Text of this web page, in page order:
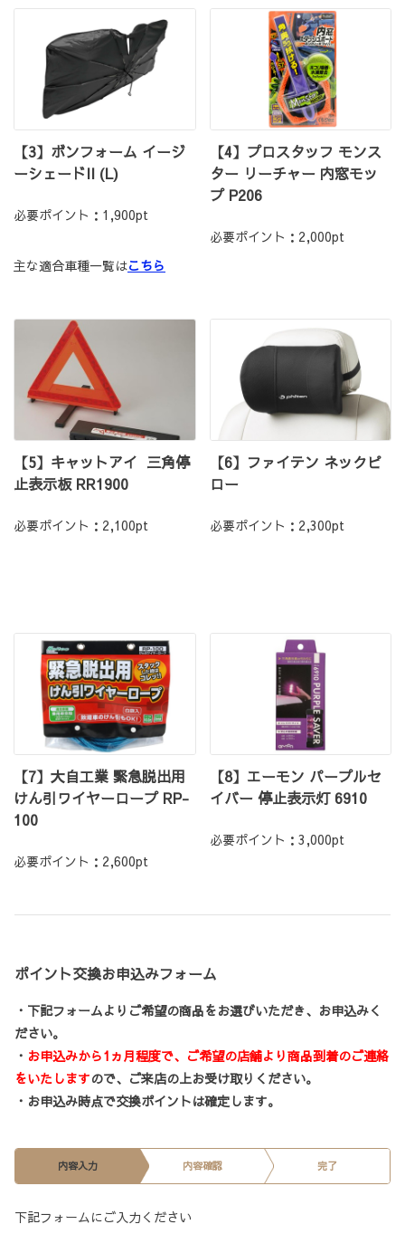
【3】ボンフォーム イージ
ーシェードII (L)
必要ポイント：1,900pt
主な適合車種一覧はこちら
【4】プロスタッフ モンス
ター リーチャー 内窓モッ
プ P206
必要ポイント：2,000pt
【5】キャットアイ 三角停
止表示板 RR1900
必要ポイント：2,100pt
【6】ファイテン ネックピ
ロー
必要ポイント：2,300pt
【7】大自工業 緊急脱出用
けん引ワイヤーロープ RP-
100
必要ポイント：2,600pt
【8】エーモン パープルセ
イバー 停止表示灯 6910
必要ポイント：3,000pt
ポイント交換お申込みフォーム
・下記フォームよりご希望の商品をお選びいただき、お申込みく
ださい。
・ お申込みから1ヵ月程度で、ご希望の店舗より商品到着のご連絡
をいたしますので、ご来店の上お受け取りください。
・お申込み時点で交換ポイントは確定します。
内容入力 内容確認 完了
下記フォームにご入力ください